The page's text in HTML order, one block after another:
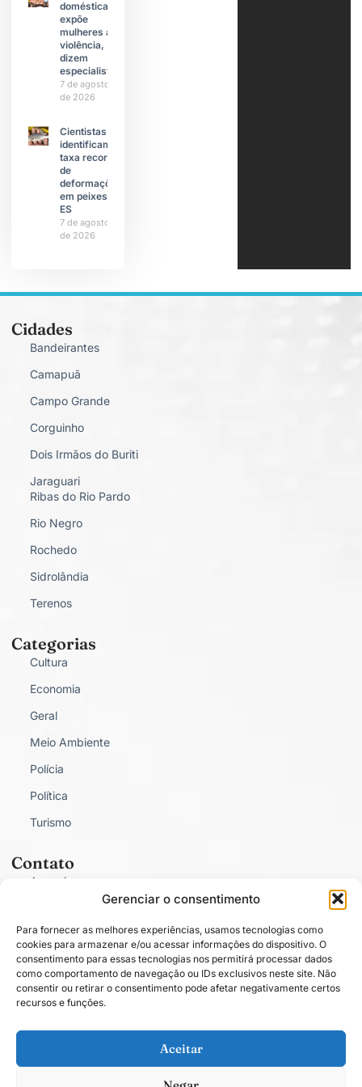
Gerenciar o consentimento
Para fornecer as melhores experiências, usamos tecnologias como
cookies para armazenar e/ou acessar informações do dispositivo. O
consentimento para essas tecnologias nos permitirá processar dados
como comportamento de navegação ou IDs exclusivos neste site. Não
consentir ou retirar o consentimento pode afetar negativamente certos
recursos e funções.
Aceitar
doméstica
expõe
mulheres à
violência,
dizem
especialistas
7 de agosto
de 2026
Cientistas
identificam
taxa recorde
de
deformações
em peixes do
ES
7 de agosto
de 2026
Cidades
Bandeirantes
Camapuã
Campo Grande
Corguinho
Dois Irmãos do Buriti
Jaraguari
Ribas do Rio Pardo
Rio Negro
Rochedo
Sidrolândia
Terenos
Categorias
Cultura
Economia
Geral
Meio Ambiente
Polícia
Política
Turismo
Contato
Anunciar
Política de Privacidade